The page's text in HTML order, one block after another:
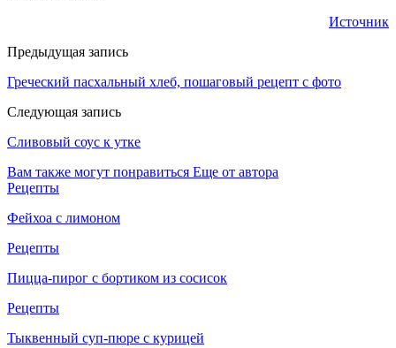
Источник
Предыдущая запись
Греческий пасхальный хлеб, пошаговый рецепт с фото
Следующая запись
Cливовый соус к утке
Вам также могут понравиться Еще от автора
Рецепты
Фейхоа с лимоном
Рецепты
Пицца-пирог с бортиком из сосисок
Рецепты
Тыквенный суп-пюре с курицей